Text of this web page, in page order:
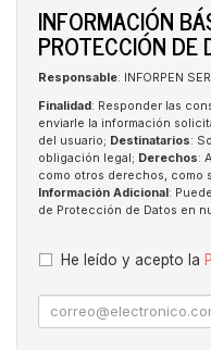
INFORMACIÓN
PROTECCIÓN DE
Responsable: INFORPEN
Finalidad : Responder las
enviarle la información
del usuario; Destinatarios:
obligación legal; Derechos:
como otros derechos, como
Información Adicional :
de Protección de Datos en
He leído y acepto la